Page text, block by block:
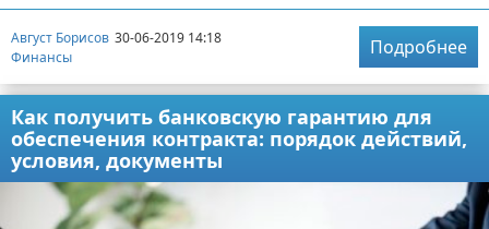
Август Борисов 30-06-2019 14:18
Финансы
Подробнее
Как получить банковскую гарантию для
обеспечения контракта: порядок действий,
условия, документы